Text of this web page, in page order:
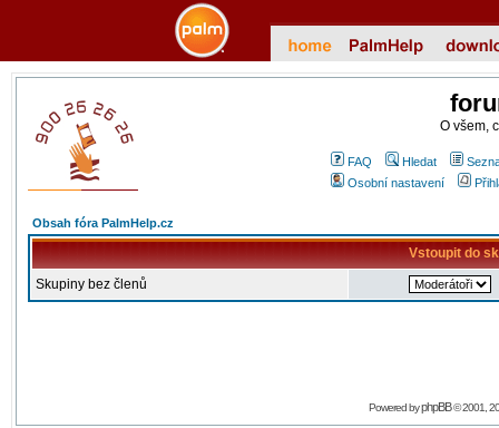
O všem,
FAQ Hledat
Osobní nastavení
Obsah fóra PalmHelp.cz
Vstoupit do
Skupiny bez členů
Powered byphpBB© 2001,